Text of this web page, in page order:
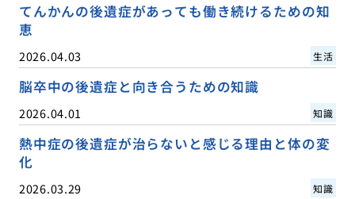
てんかんの後遺症があっても働き続けるための知
恵
2026.04.03 生活
脳卒中の後遺症と向き合うための知識
2026.04.01 知識
熱中症の後遺症が治らないと感じる理由と体の変
化
2026.03.29 知識